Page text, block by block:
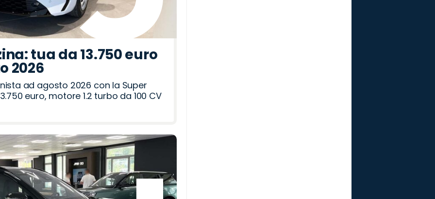
tua da 13.750 euro
2026
ad agosto 2026 con la Super
euro, motore 1.2 turbo da 100 CV